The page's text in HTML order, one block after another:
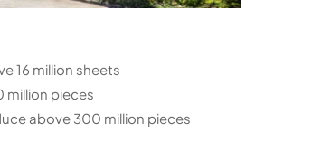
16 million sheets
million pieces
above 300 million pieces